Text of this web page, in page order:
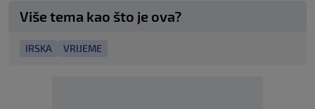
Više tema kao što je ova?
IRSKA VRIJEME